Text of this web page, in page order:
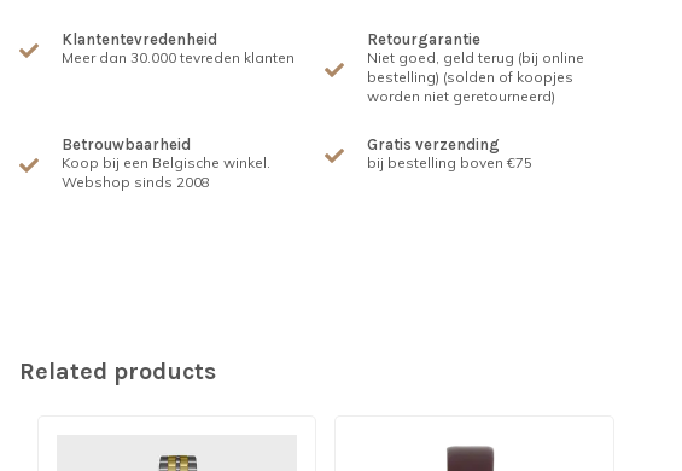
Klantentevredenheid
Meer dan 30.000 tevreden klanten
Retourgarantie
Niet goed, geld terug (bij online
bestelling) (solden of koopjes
worden niet geretourneerd)
Betrouwbaarheid
Koop bij een Belgische winkel.
Webshop sinds 2008
Gratis verzending
bij bestelling boven €75
Related products